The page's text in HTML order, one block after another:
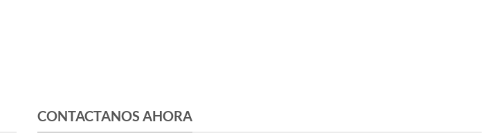
CONTACTANOS AHORA